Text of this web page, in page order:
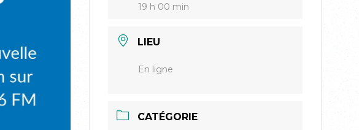
19 h 00 min
LIEU
En ligne
CATÉGORIE